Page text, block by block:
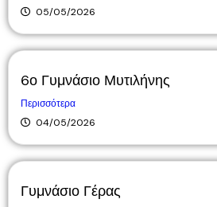
05/05/2026
6ο Γυμνάσιο Μυτιλήνης
Περισσότερα
04/05/2026
Γυμνάσιο Γέρας